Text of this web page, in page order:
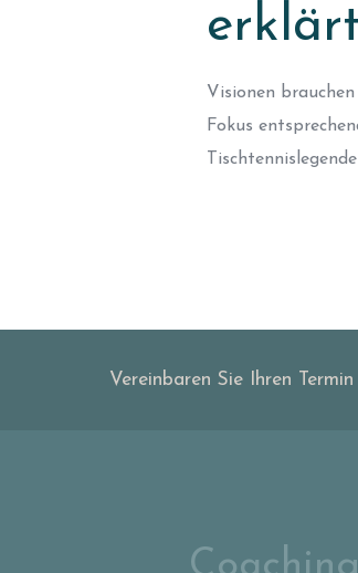
erklärt
Visionen
Fokus
Vereinbaren Sie Ihren